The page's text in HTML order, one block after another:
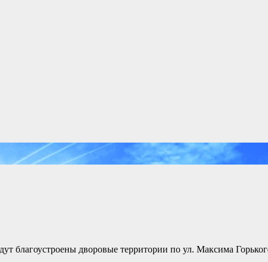
благоустроены дворовые территории по ул. Максима